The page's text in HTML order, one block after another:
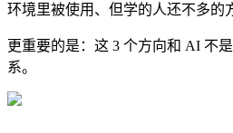
环境里被使用、但学的人还不多的
更重要的是：这 3 个方向和 AI 不
系。